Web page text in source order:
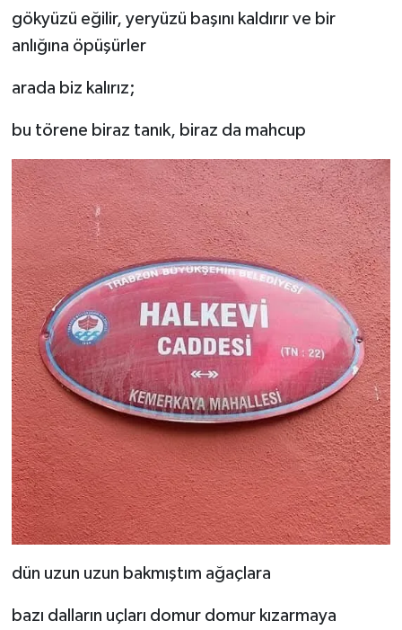
gökyüzü eğilir, yeryüzü başını kaldırır ve bir
anlığına öpüşürler
arada biz kalırız;
bu törene biraz tanık, biraz da mahcup
dün uzun uzun bakmıştım ağaçlara
bazı dalların uçları domur domur kızarmaya